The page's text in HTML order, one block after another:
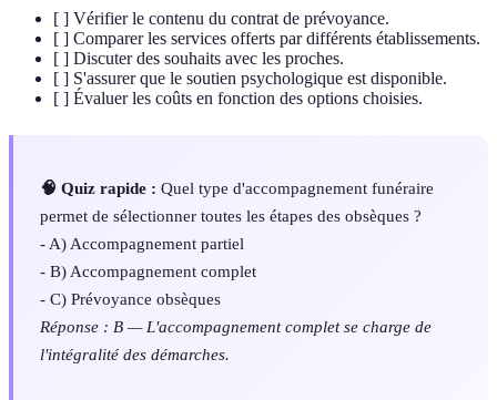
[ ] Vérifier le contenu du contrat de prévoyance.
[ ] Comparer les services offerts par différents établissements.
[ ] Discuter des souhaits avec les proches.
[ ] S'assurer que le soutien psychologique est disponible.
[ ] Évaluer les coûts en fonction des options choisies.
🧠 Quiz rapide : Quel type d'accompagnement funéraire
permet de sélectionner toutes les étapes des obsèques ?
- A) Accompagnement partiel
- B) Accompagnement complet
- C) Prévoyance obsèques
Réponse : B — L'accompagnement complet se charge de
l'intégralité des démarches.